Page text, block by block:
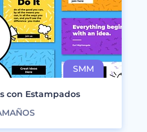
con Estampados